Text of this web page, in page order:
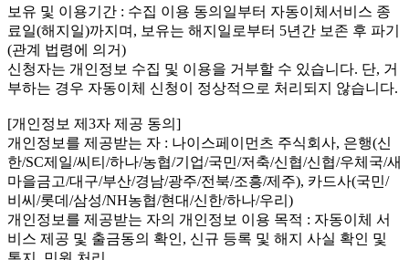
보유 및 이용기간 : 수집 이용 동의일부터 자동이체서비스 종
료일(해지일)까지며, 보유는 해지일로부터 5년간 보존 후 파기
(관계 법령에 의거)
신청자는 개인정보 수집 및 이용을 거부할 수 있습니다. 단, 거
부하는 경우 자동이체 신청이 정상적으로 처리되지 않습니다.
[개인정보 제3자 제공 동의]
개인정보를 제공받는 자 : 나이스페이먼츠 주식회사, 은행(신
한/SC제일/씨티/하나/농협/기업/국민/저축/신협/신협/우체국/새
마을금고/대구/부산/경남/광주/전북/조흥/제주), 카드사(국민/
비씨/롯데/삼성/NH농협/현대/신한/하나/우리)
개인정보를 제공받는 자의 개인정보 이용 목적 : 자동이체 서
비스 제공 및 출금동의 확인, 신규 등록 및 해지 사실 확인 및